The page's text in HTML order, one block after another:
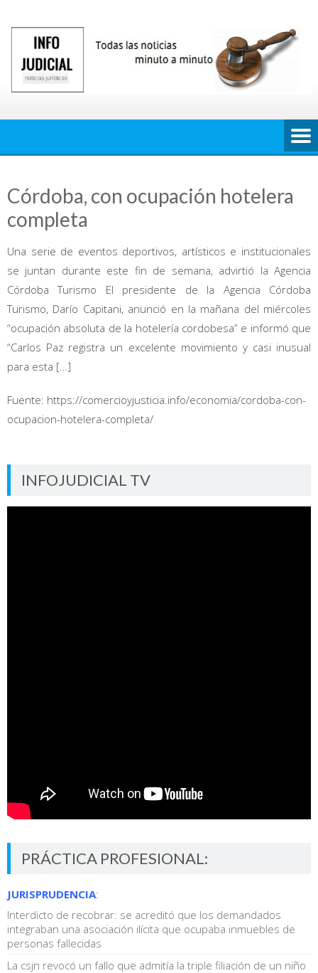
contenido
Córdoba, con ocupación hotelera
completa
Una serie de eventos deportivos, artísticos e institucionales
se juntan durante este fin de semana, advirtió la Agencia
Córdoba Turismo El presidente de la Agencia Córdoba
Turismo, Darío Capitani, anunció en la mañana del miércoles
“ocupación absoluta de la hotelería cordobesa” e informó que
“Carlos Paz registra un excelente movimiento y casi inusual
para esta […]
Fuente: https://comercioyjusticia.info/economia/cordoba-con-
ocupacion-hotelera-completa/
INFOJUDICIAL TV
PRÁCTICA PROFESIONAL:
JURISPRUDENCIA:
Interdicto de recobrar: se acreditó que los demandados
integraban una asociación ilícita que ocupaba inmuebles de
personas fallecidas
La csjn revocó un fallo que admitía la triple filiación de un niño